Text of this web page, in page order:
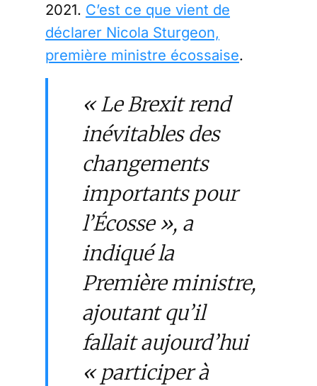
2021. C’est ce que vient de
déclarer Nicola Sturgeon,
première ministre écossaise.
« Le Brexit rend
inévitables des
changements
importants pour
l’Écosse », a
indiqué la
Première ministre,
ajoutant qu’il
fallait aujourd’hui
« participer à